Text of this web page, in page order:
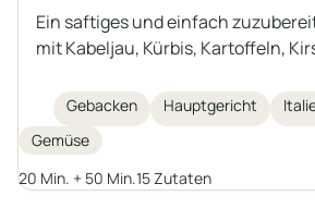
Ein saftiges und einfach
mit Kabeljau, Kürbis, Kartoffeln,
gebacken. Das ideale Gericht für
Wintertage, inspiriert von der
Ein Auflauf, der keine separaten
voller Gemüse und aromatischer
Gebacken Hauptgericht
Gemüse
20 Min. + 50 Min.15 Zutaten